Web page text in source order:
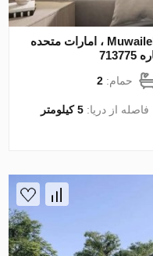
آپارتمان در Muwaileh Commercial، Sharjah ، امارات متحده
حمام:2
فاصله از دریا:5 کیلومتر